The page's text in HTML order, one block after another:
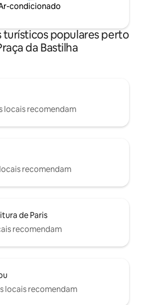
condicionado
populares perto
da Bastilha
locais recomendam
recomendam
de Paris
recomendam
locais recomendam